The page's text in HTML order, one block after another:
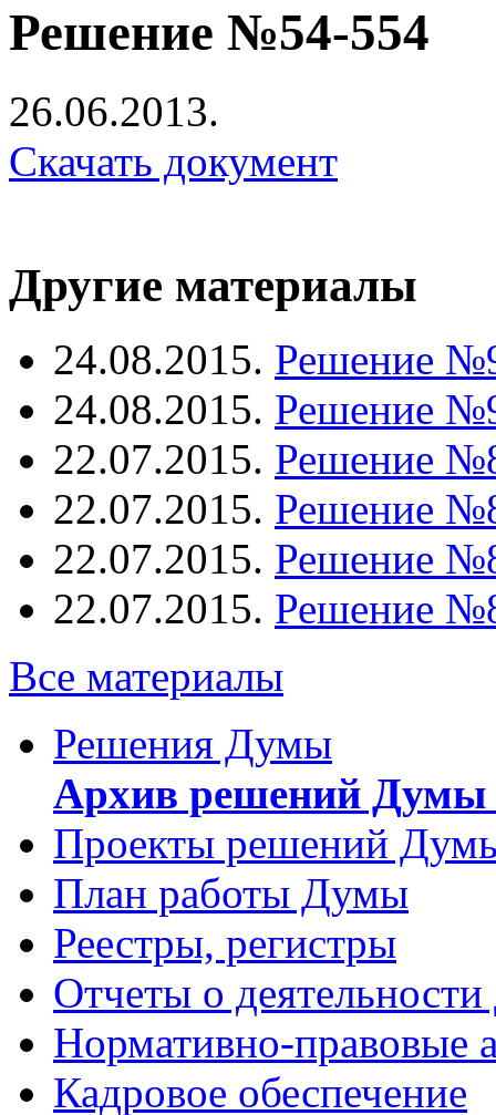
Решение №54-554
26.06.2013.
Скачать документ
Другие материалы
24.08.2015. Решение
24.08.2015. Решение
22.07.2015. Решение
22.07.2015. Решение
22.07.2015. Решение
22.07.2015. Решение
Все материалы
Решения Думы
Архив решений Думы
Проекты решений
План работы Думы
Реестры, регистры
Отчеты о
Нормативно-правовые
Кадровое обеспечение